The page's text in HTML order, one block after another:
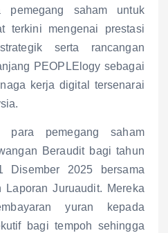
pemegang saham untuk
terkini mengenai prestasi
serta rancangan
PEOPLElogy sebagai
kerja digital tersenarai
para pemegang saham
Beraudit bagi tahun
Disember 2025 bersama
Laporan Juruaudit. Mereka
yuran kepada
bagi tempoh sehingga